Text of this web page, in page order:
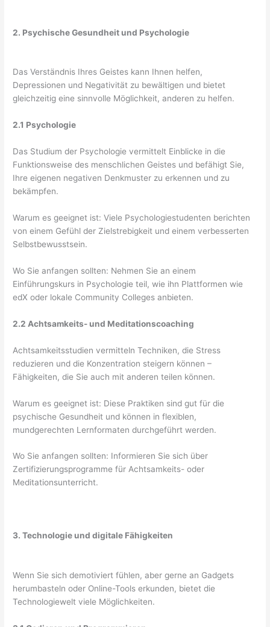
2. Psychische Gesundheit und Psychologie
Das Verständnis Ihres Geistes kann Ihnen helfen,
Depressionen und Negativität zu bewältigen und bietet
gleichzeitig eine sinnvolle Möglichkeit, anderen zu helfen.
2.1 Psychologie
Das Studium der Psychologie vermittelt Einblicke in die
Funktionsweise des menschlichen Geistes und befähigt Sie,
Ihre eigenen negativen Denkmuster zu erkennen und zu
bekämpfen.
Warum es geeignet ist: Viele Psychologiestudenten berichten
von einem Gefühl der Zielstrebigkeit und einem verbesserten
Selbstbewusstsein.
Wo Sie anfangen sollten: Nehmen Sie an einem
Einführungskurs in Psychologie teil, wie ihn Plattformen wie
edX oder lokale Community Colleges anbieten.
2.2 Achtsamkeits- und Meditationscoaching
Achtsamkeitsstudien vermitteln Techniken, die Stress
reduzieren und die Konzentration steigern können –
Fähigkeiten, die Sie auch mit anderen teilen können.
Warum es geeignet ist: Diese Praktiken sind gut für die
psychische Gesundheit und können in flexiblen,
mundgerechten Lernformaten durchgeführt werden.
Wo Sie anfangen sollten: Informieren Sie sich über
Zertifizierungsprogramme für Achtsamkeits- oder
Meditationsunterricht.
3. Technologie und digitale Fähigkeiten
Wenn Sie sich demotiviert fühlen, aber gerne an Gadgets
herumbasteln oder Online-Tools erkunden, bietet die
Technologiewelt viele Möglichkeiten.